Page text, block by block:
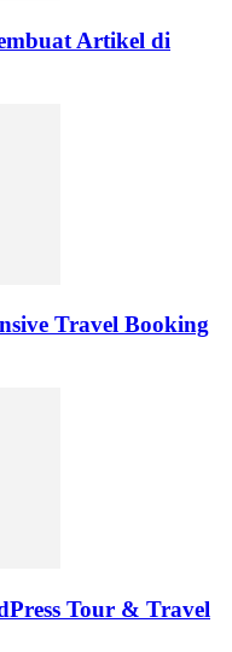
Artikel di
Travel Booking
Tour & Travel